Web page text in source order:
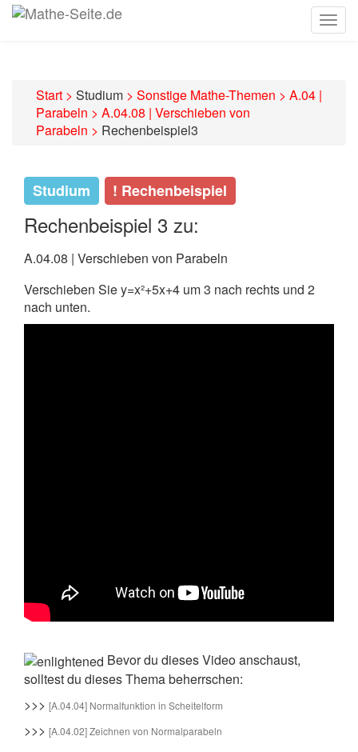
Start > Studium > Sonstige Mathe-Themen > A.04 |
Parabeln > A.04.08 | Verschieben von
Parabeln > Rechenbeispiel3
Studium ! Rechenbeispiel
Rechenbeispiel 3 zu:
A.04.08 | Verschieben von Parabeln
Verschieben Sie y=x²+5x+4 um 3 nach rechts und 2
nach unten.
Bevor du dieses Video anschaust,
solltest du dieses Thema beherrschen:
>>> [A.04.04] Normalfunktion in Scheitelform
>>> [A.04.02] Zeichnen von Normalparabeln